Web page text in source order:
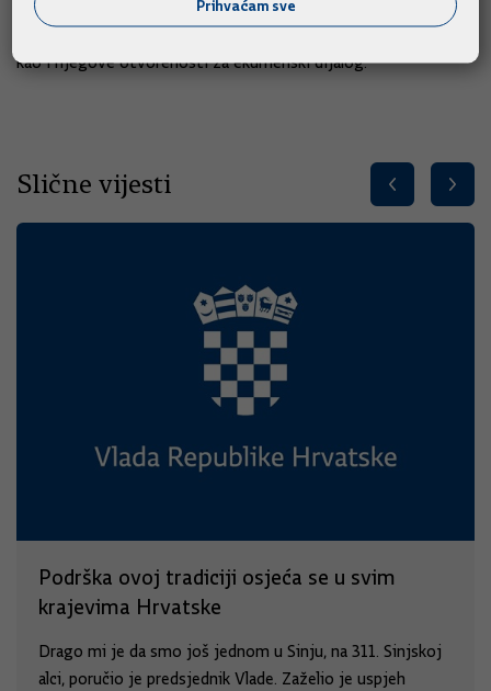
kao i njegove otvorenosti za ekumenski dijalog.
Slične vijesti
Podrška ovoj tradiciji osjeća se u svim
krajevima Hrvatske
Drago mi je da smo još jednom u Sinju, na 311. Sinjskoj
alci, poručio je predsjednik Vlade. Zaželio je uspjeh
Prihvaćam sve